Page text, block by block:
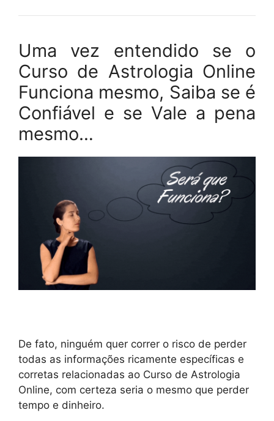
Uma vez entendido se o
Curso de Astrologia Online
Funciona mesmo, Saiba se é
Confiável e se Vale a pena
mesmo…
De fato, ninguém quer correr o risco de perder
todas as informações ricamente específicas e
corretas relacionadas ao Curso de Astrologia
Online, com certeza seria o mesmo que perder
tempo e dinheiro.